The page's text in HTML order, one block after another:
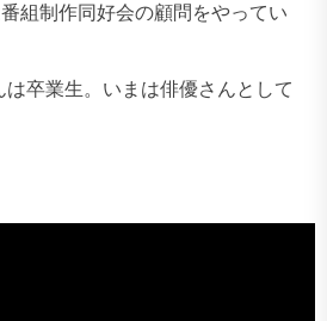
組制作同好会の顧問をやってい
卒業生。いまは俳優さんとして